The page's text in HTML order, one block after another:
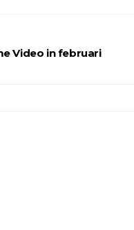
Video in februari